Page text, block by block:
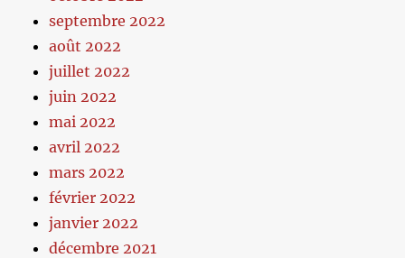
septembre 2022
août 2022
juillet 2022
juin 2022
mai 2022
avril 2022
mars 2022
février 2022
janvier 2022
décembre 2021